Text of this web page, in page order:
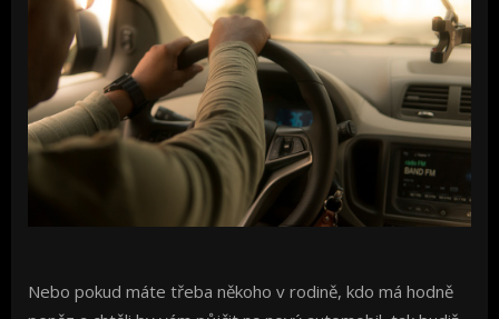
Nebo pokud máte třeba někoho v rodině, kdo má hodně